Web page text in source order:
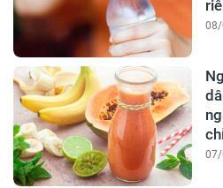
08/
07/